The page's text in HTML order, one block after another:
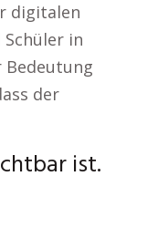
digitalen
in
der
ist.